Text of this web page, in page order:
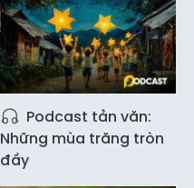
Podcast tản văn:
Những mùa trăng tròn
đầy